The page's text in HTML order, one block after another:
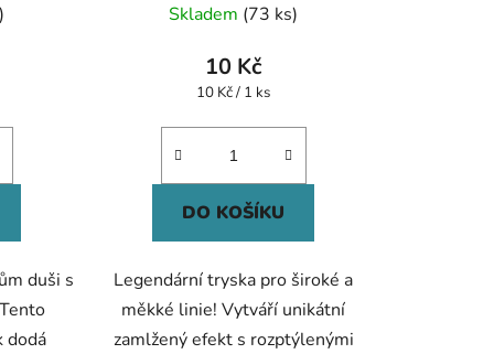
duši s
Tento
dodá
Skladem (73 ks)
10 Kč
Měrná
10 Kč / 1 ks
DO KOŠÍKU
Legendární tryska pro široké a
měkké linie! Vytváří unikátní
zamlžený efekt s rozptýlenými